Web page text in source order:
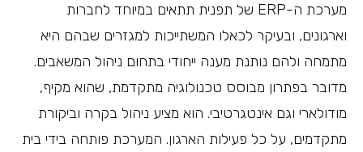
מערכת ה-ERP של תפנית תתאים במיוחד לחברות
וארגונים, ובעיקר לכאלו המשתייכות למגזרים שבהם היא
מתמחה ולהם נותנת מענה ייחודי בתחום ניהול המשאבים.
מדובר בפתרון מבוסס טכנולוגיה מתקדמת, שהוא מקיף,
מודולארי וגם אינטגרטיבי. הוא מציע ניהול בקרה וביקורת
מתקדמים, על כל פעילות הארגון. המערכת פותחה בידי בית